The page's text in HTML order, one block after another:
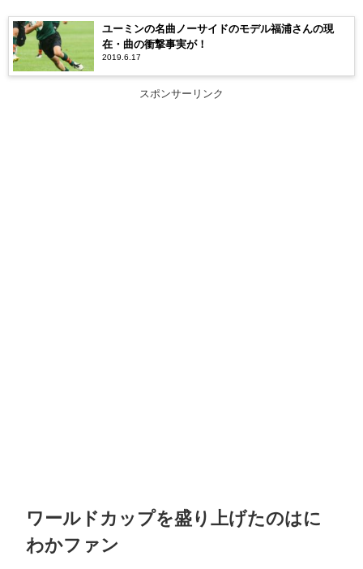
ユーミンの名曲ノーサイドのモデル福浦さんの現
在・曲の衝撃事実が！
2019.6.17
スポンサーリンク
ワールドカップを盛り上げたのはに
わかファン